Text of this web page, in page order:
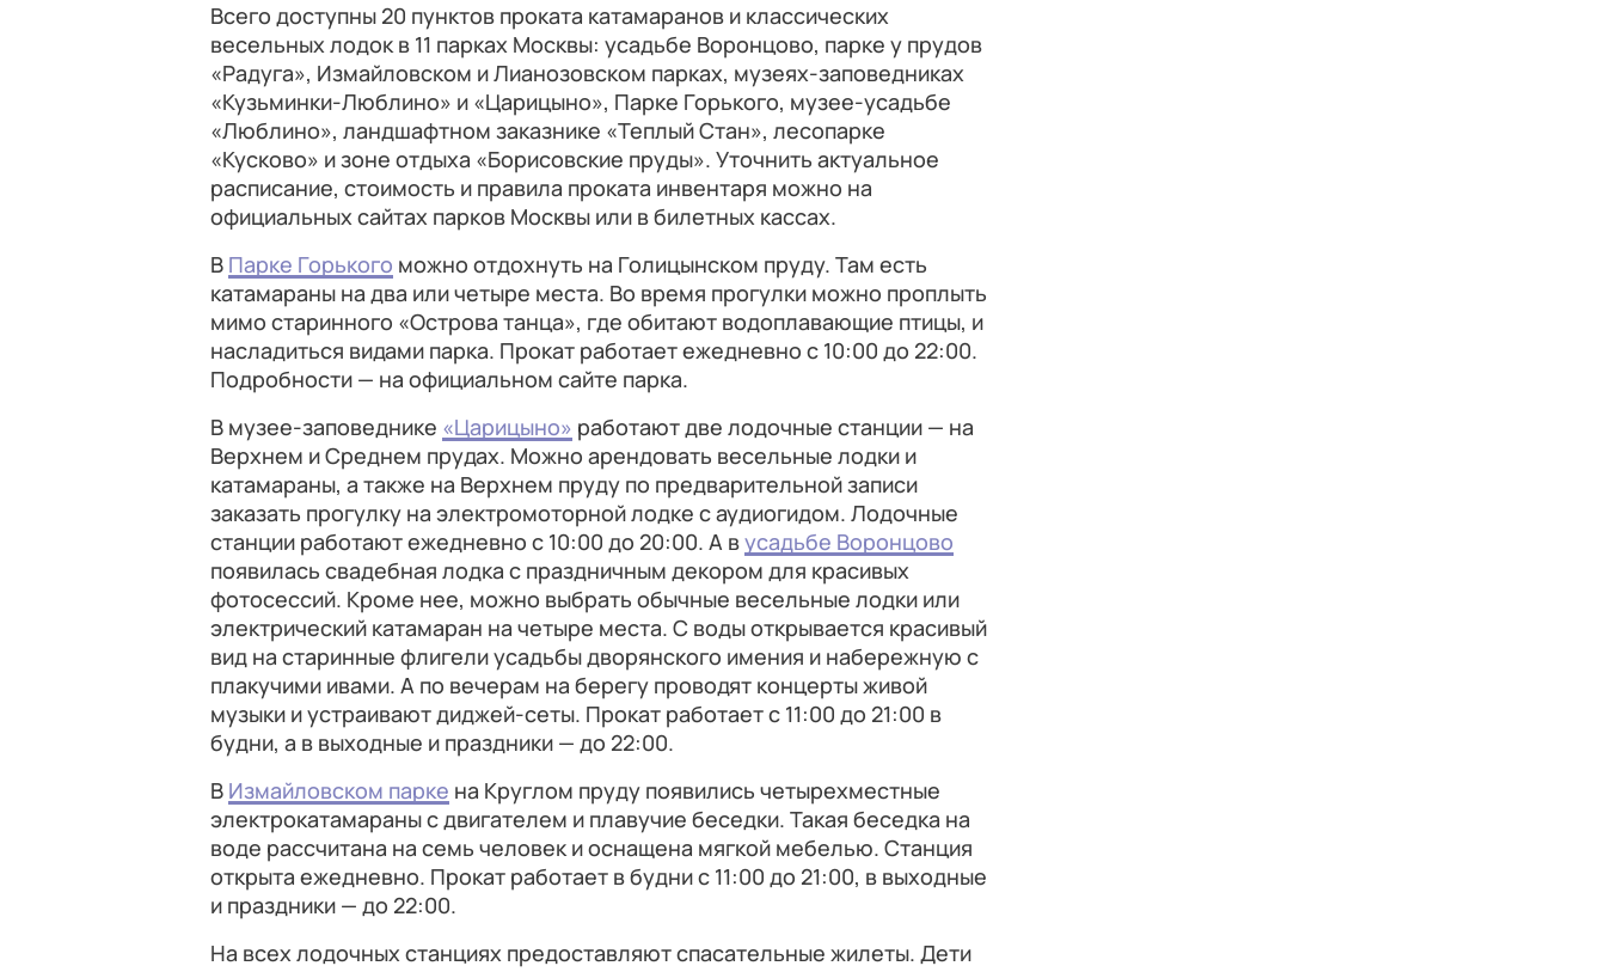
Всего доступны 20 пунктов проката катамаранов и классических
весельных лодок в 11 парках Москвы: усадьбе Воронцово, парке у прудов
«Радуга», Измайловском и Лианозовском парках, музеях-заповедниках
«Кузьминки-Люблино» и «Царицыно», Парке Горького, музее-усадьбе
«Люблино», ландшафтном заказнике «Теплый Стан», лесопарке
«Кусково» и зоне отдыха «Борисовские пруды». Уточнить актуальное
расписание, стоимость и правила проката инвентаря можно на
официальных сайтах парков Москвы или в билетных кассах.
В Парке Горького можно отдохнуть на Голицынском пруду. Там есть
катамараны на два или четыре места. Во время прогулки можно проплыть
мимо старинного «Острова танца», где обитают водоплавающие птицы, и
насладиться видами парка. Прокат работает ежедневно с 10:00 до 22:00.
Подробности — на официальном сайте парка.
В музее-заповеднике «Царицыно» работают две лодочные станции — на
Верхнем и Среднем прудах. Можно арендовать весельные лодки и
катамараны, а также на Верхнем пруду по предварительной записи
заказать прогулку на электромоторной лодке с аудиогидом. Лодочные
станции работают ежедневно с 10:00 до 20:00. А вусадьбе Воронцово
появилась свадебная лодка с праздничным декором для красивых
фотосессий. Кроме нее, можно выбрать обычные весельные лодки или
электрический катамаран на четыре места. С воды открывается красивый
вид на старинные флигели усадьбы дворянского имения и набережную с
плакучими ивами. А по вечерам на берегу проводят концерты живой
музыки и устраивают диджей-сеты. Прокат работает с 11:00 до 21:00 в
будни, а в выходные и праздники — до 22:00.
В Измайловском парке на Круглом пруду появились четырехместные
электрокатамараны с двигателем и плавучие беседки. Такая беседка на
воде рассчитана на семь человек и оснащена мягкой мебелью. Станция
открыта ежедневно. Прокат работает в будни с 11:00 до 21:00, в выходные
и праздники — до 22:00.
На всех лодочных станциях предоставляют спасательные жилеты. Дети